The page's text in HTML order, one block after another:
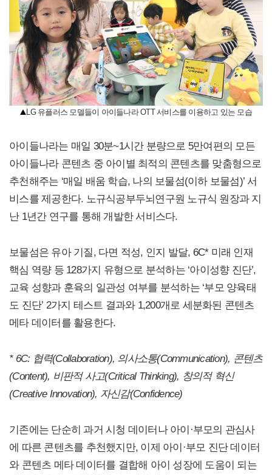
LG 유플러스 모델들이 아이들나라 OTT 서비스를 이용하고 있는 모습
아이들나라는 매일 30분~1시간 분량으로 5만여편의 모든
아이들나라 콘텐츠 중 아이별 최적의 콘텐츠를 맞춤형으로
추천해주는 ‘매일 배움 학습, 나의 보물섬(이하 보물섬)’ 서
비스를 제공한다. 노규식공부두뇌연구원 노규식 원장과 지
난 1년간 연구를 통해 개발한 서비스다.
보물섬은 유아 기질, 다면 적성, 인지 발달, 6C* 미래 인재
핵심 역량 등 128가지 유형으로 분석하는 ‘아이성향 진단’,
교육 성향과 훈육의 일관성 여부를 분석하는 ‘부모 양육태
도 진단’ 2가지 테스트 결과와 1,200개로 세분화된 콘텐츠
메타 데이터를 활용한다.
* 6C: 협력(Collaboration), 의사소통(Communication), 콘텐츠
(Content), 비판적 사고(Critical Thinking), 창의적 혁신
(Creative Innovation), 자신감(Confidence)
기존에는 단순히 과거 시청 데이터나 아이·부모의 관심사
에 따른 콘텐츠를 추천했지만, 이제 아이·부모 진단 데이터
와 콘텐츠 메타 데이터를 결합해 아이 성장에 도움이 되는